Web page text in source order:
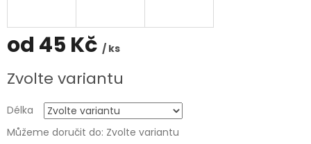
od 45 Kč / ks
cena:
Zvolte variantu
Délka
Můžeme doručit do: Zvolte variantu